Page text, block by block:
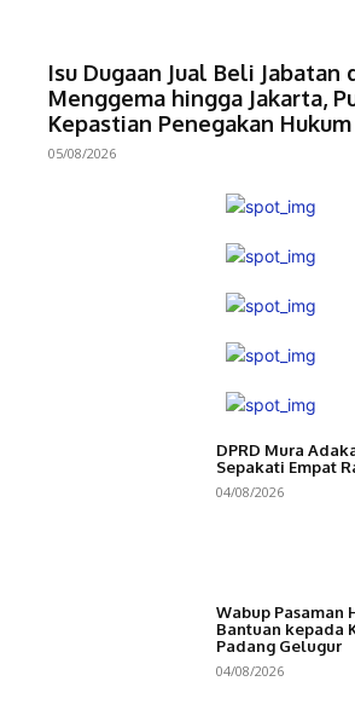
Isu Dugaan Jual Beli Jabatan
Menggema hingga Jakarta,
Kepastian Penegakan Hukum
05/08/2026
DPRD Mura
Sepakati Empat
04/08/2026
Wabup Pasaman
Bantuan kepada
Padang Gelugur
04/08/2026